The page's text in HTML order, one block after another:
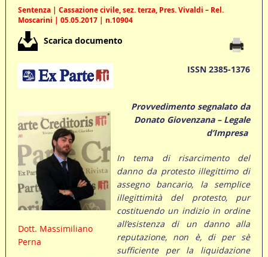
Sentenza | Cassazione civile, sez. terza, Pres. Vivaldi – Rel.
Moscarini | 05.05.2017 | n.10904
Scarica documento
ISSN 2385-1376
Dott. Massimiliano
Perna
Provvedimento segnalato da
Donato Giovenzana – Legale
d’Impresa
In tema di risarcimento del
danno da protesto illegittimo di
assegno bancario, la semplice
illegittimità del protesto, pur
costituendo un indizio in ordine
all’esistenza di un danno alla
reputazione, non è, di per sè
sufficiente per la liquidazione